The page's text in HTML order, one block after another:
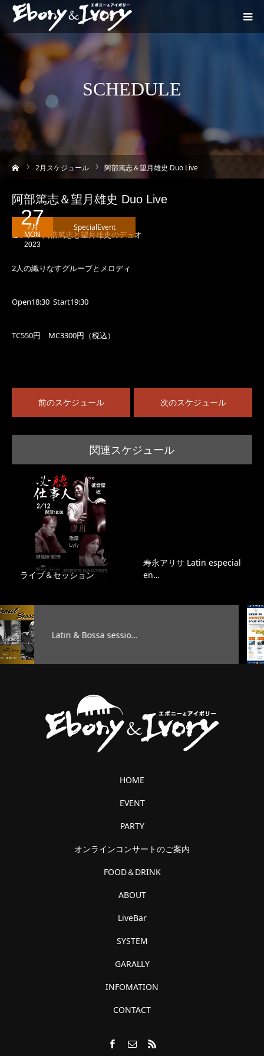
SCHEDULE
2月スケジュール 阿部篤志＆望月雄史 Duo Live
阿部篤志＆望月雄史 Duo Live
2月
27
MON
2023
SpecialEvent
ピアノ・阿倍篤志と望月雄史のデュオ
2人の織りなすグルーブとメロディ
Open18:30 Start19:30
TC550円 MC3300円（税込）
前のスケジュール 次のスケジュール
関連スケジュール
ライブ＆セッション
寿永アリサ Latin especial
en…
sessio… TAG’S
HOME
EVENT
PARTY
オンラインコンサートのご案内
FOOD＆DRINK
ABOUT
LiveBar
SYSTEM
GARALLY
INFOMATION
CONTACT